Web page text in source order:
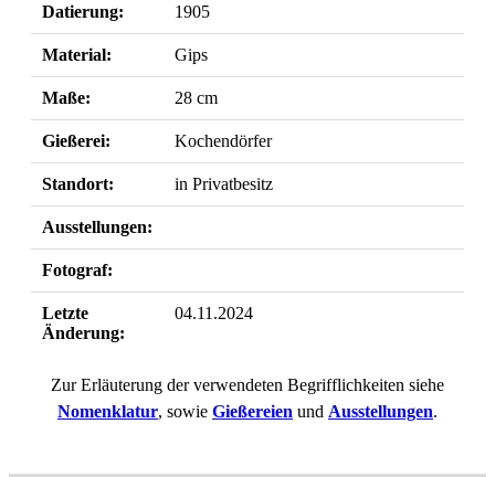
Datierung: 1905
Material: Gips
Maße: 28 cm
Gießerei: Kochendörfer
Standort: in Privatbesitz
Ausstellungen:
Fotograf:
Letzte
Änderung:
04.11.2024
Zur Erläuterung der verwendeten Begrifflichkeiten siehe
Nomenklatur, sowie Gießereien und Ausstellungen.